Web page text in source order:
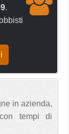
.
in azienda,
tempi di